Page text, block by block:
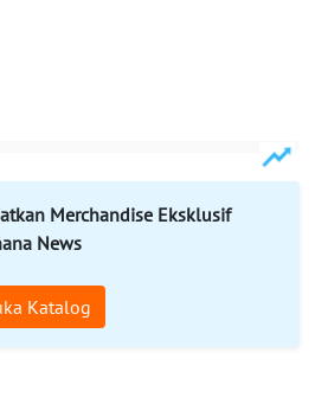
Merchandise Eksklusif
News
Katalog